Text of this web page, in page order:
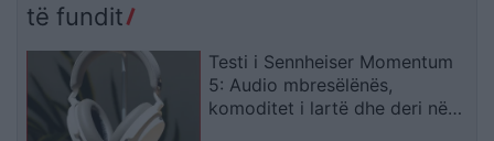
të fundit
Testi i Sennheiser Momentum
5: Audio mbresëlënës,
komoditet i lartë dhe deri në